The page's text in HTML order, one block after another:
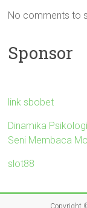
No comments to
Sponsor
link sbobet
Dinamika
Seni Membaca
slot88
Copyright